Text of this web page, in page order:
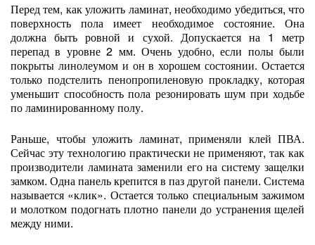
Перед тем, как уложить ламинат, необходимо убедиться, что
поверхность пола имеет необходимое состояние. Она
должна быть ровной и сухой. Допускается на 1 метр
перепад в уровне 2 мм. Очень удобно, если полы были
покрыты линолеумом и он в хорошем состоянии. Остается
только подстелить пенопропиленовую прокладку, которая
уменьшит способность пола резонировать шум при ходьбе
по ламинированному полу.
Раньше, чтобы уложить ламинат, применяли клей ПВА.
Сейчас эту технологию практически не применяют, так как
производители ламината заменили его на систему защелки
замком. Одна панель крепится в паз другой панели. Система
называется «клик». Остается только специальным зажимом
и молотком подогнать плотно панели до устранения щелей
между ними.